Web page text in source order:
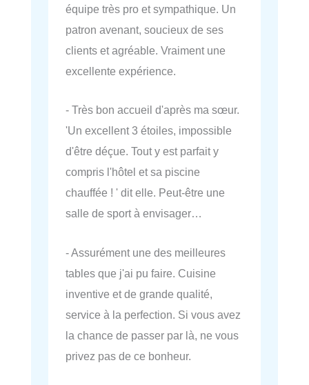
équipe très pro et sympathique. Un
patron avenant, soucieux de ses
clients et agréable. Vraiment une
excellente expérience.
- Très bon accueil d'après ma sœur.
'Un excellent 3 étoiles, impossible
d'être déçue. Tout y est parfait y
compris l'hôtel et sa piscine
chauffée ! ' dit elle. Peut-être une
salle de sport à envisager…
- Assurément une des meilleures
tables que j'ai pu faire. Cuisine
inventive et de grande qualité,
service à la perfection. Si vous avez
la chance de passer par là, ne vous
privez pas de ce bonheur.